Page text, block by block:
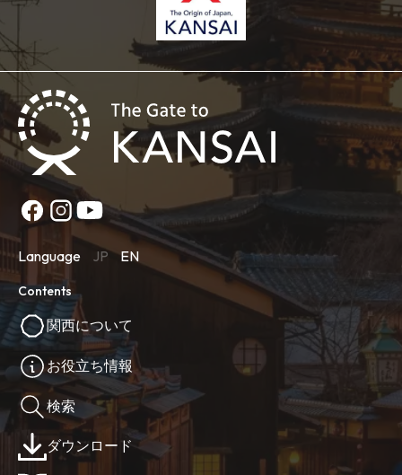
Language JP EN
Contents
関西について
お役立ち情報
検索
ダウンロード